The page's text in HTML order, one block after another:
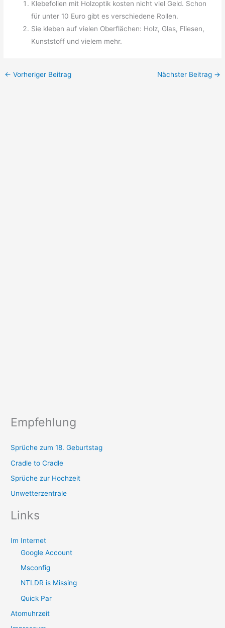
Klebefolien mit Holzoptik kosten nicht viel Geld. Schon
für unter 10 Euro gibt es verschiedene Rollen.
Sie kleben auf vielen Oberflächen: Holz, Glas, Fliesen,
Kunststoff und vielem mehr.
← Vorheriger Beitrag Nächster Beitrag →
Empfehlung
Sprüche zum 18. Geburtstag
Cradle to Cradle
Sprüche zur Hochzeit
Unwetterzentrale
Links
Im Internet
Google Account
Msconfig
NTLDR is Missing
Quick Par
Atomuhrzeit